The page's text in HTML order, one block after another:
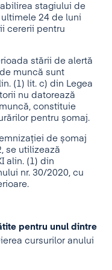
stagiului de
24 de luni
cererii pentru
stării de alertă
muncă sunt
(1) lit. c) din Legea
nu datorează
constituie
pentru șomaj.
de șomaj
se utilizează
alin. (1) din
nr. 30/2020, cu
pentru unul dintre
cursurilor anului